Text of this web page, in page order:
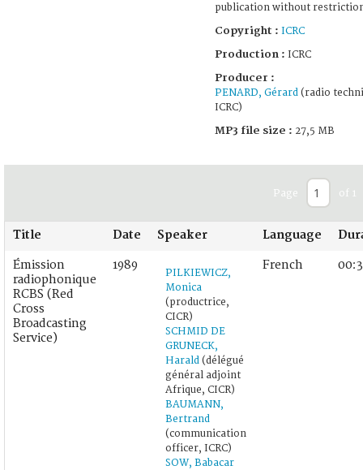
publication without
Copyright : ICRC
Production : ICRC
Producer :
PENARD, Gérard (radio
ICRC)
MP3 file size : 27,5 MB
Page of 1
Title Date Speaker Language
Émission
radiophonique
RCBS (Red
Cross
Broadcasting
Service)
1989
PILKIEWICZ,
Monica
(productrice,
CICR)
SCHMID DE
GRUNECK,
Harald (délégué
général adjoint
Afrique, CICR)
BAUMANN,
Bertrand
(communication
officer, ICRC)
SOW, Babacar
French